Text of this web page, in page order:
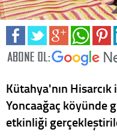
Kütahya'nın Hisarcık
Yoncaağaç köyünde
etkinliği